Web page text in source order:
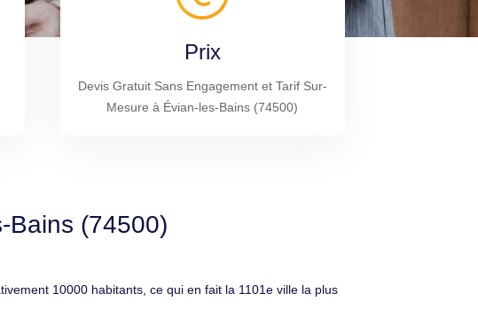
Prix
Devis Gratuit Sans Engagement et Tarif Sur-
Mesure à Évian-les-Bains (74500)
Bains (74500)
10000 habitants, ce qui en fait la 1101e ville la plus